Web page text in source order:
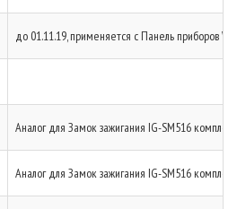
до 01.11.19, применяется с Панель приборов
Аналог для Замок зажигания IG-SM516 комплект
Аналог для Замок зажигания IG-SM516 комплект